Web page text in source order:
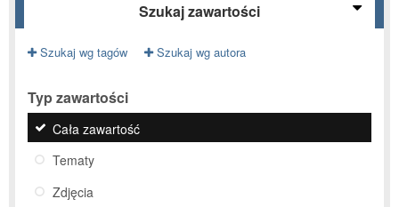
Szukaj zawartości
Szukaj wg tagów Szukaj wg autora
Typ zawartości
Cała zawartość
Tematy
Zdjęcia